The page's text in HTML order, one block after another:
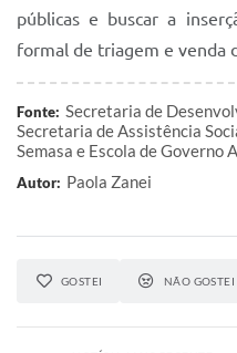
públicas e buscar a
formal de triagem e venda
Fonte: Secretaria de
Secretaria de Assistência
Semasa e Escola de Governo
Autor: Paola Zanei
GOSTEI NÃO GOSTEI